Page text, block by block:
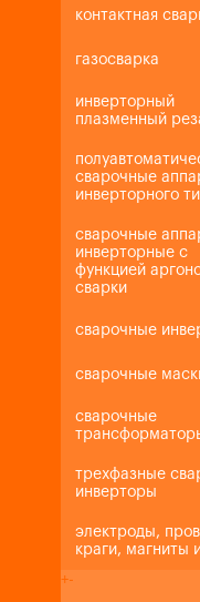
контактная
газосварка
инверторный
плазменный
сварочные
инверторного
сварочные
инверторные с
функцией
сварки
сварочные
сварочные
сварочные
трехфазные
инверторы
электроды,
краги, магниты
+-